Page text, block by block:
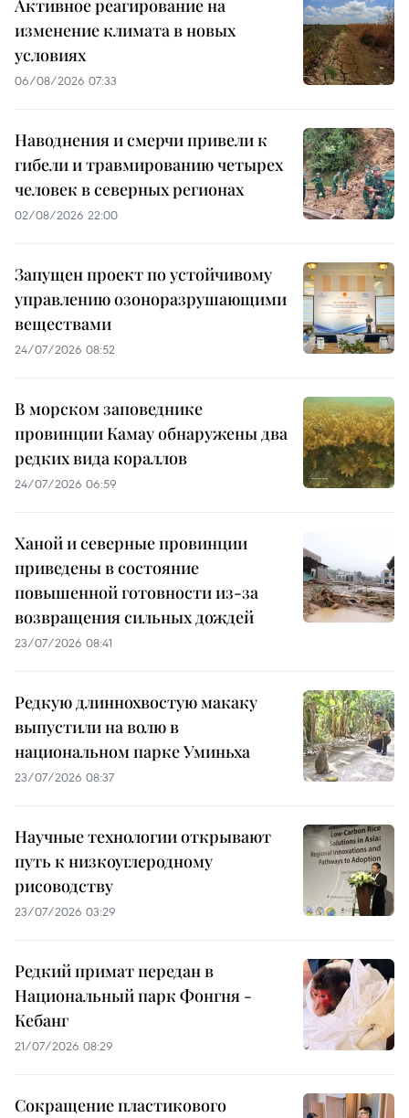
Активное реагирование на
изменение климата в новых
условиях
06/08/2026 07:33
Наводнения и смерчи привели к
гибели и травмированию четырех
человек в северных регионах
02/08/2026 22:00
Запущен проект по устойчивому
управлению озоноразрушающими
веществами
24/07/2026 08:52
В морском заповеднике
провинции Камау обнаружены два
редких вида кораллов
24/07/2026 06:59
Ханой и северные провинции
приведены в состояние
повышенной готовности из-за
возвращения сильных дождей
23/07/2026 08:41
Редкую длиннохвостую макаку
выпустили на волю в
национальном парке Уминьха
23/07/2026 08:37
Научные технологии открывают
путь к низкоуглеродному
рисоводству
23/07/2026 03:29
Редкий примат передан в
Национальный парк Фонгня -
Кебанг
21/07/2026 08:29
Сокращение пластикового